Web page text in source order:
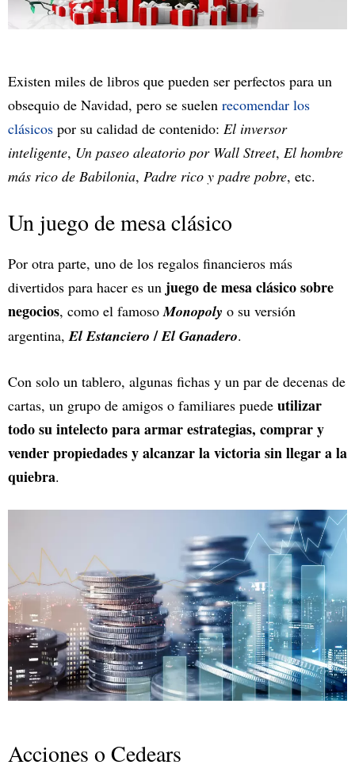
Existen miles de libros que pueden ser perfectos para un
obsequio de Navidad, pero se suelen recomendar los
clásicos por su calidad de contenido: El inversor
inteligente, Un paseo aleatorio por Wall Street, El hombre
más rico de Babilonia, Padre rico y padre pobre, etc.
Un juego de mesa clásico
Por otra parte, uno de los regalos financieros más
divertidos para hacer es un juego de mesa clásico sobre
negocios, como el famosoMonopoly o su versión
argentina,El Estanciero/El Ganadero.
Con solo un tablero, algunas fichas y un par de decenas de
cartas, un grupo de amigos o familiares puede utilizar
todo su intelecto para armar estrategias, comprar y
vender propiedades y alcanzar la victoria sin llegar a la
quiebra.
Acciones o Cedears